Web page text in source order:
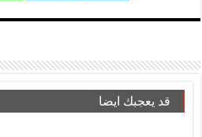
قد يعجبك ايضا